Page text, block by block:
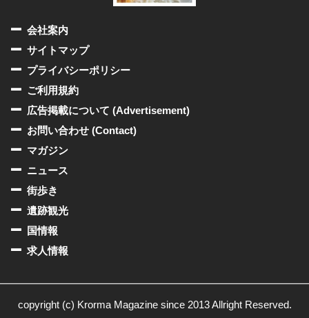
会社案内
サイトマップ
プライバシーポリシー
ご利用規約
広告掲載について (Advertisement)
お問い合わせ (Contact)
マガジン
ニュース
街歩き
遺跡観光
国情報
求人情報
copyright (c) Krorma Magazine since 2013 Allright Reserved.